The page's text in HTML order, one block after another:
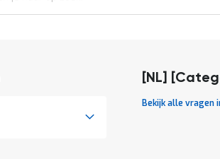
[NL]
Bekijk alle vragen